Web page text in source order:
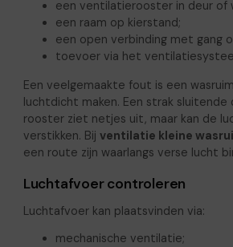
een ventilatierooster in deur of
een raam op kierstand;
een open verbinding met gang
toevoer via het
Een veelgemaakte fout is een
luchtdicht maken. Een strak sluitende
rooster ziet netjes uit, maar kan de
verstikken. Bij ventilatie kleine
een route zijn waarlangs verse lucht
Luchtafvoer controleren
Luchtafvoer kan plaatsvinden via:
mechanische ventilatie;